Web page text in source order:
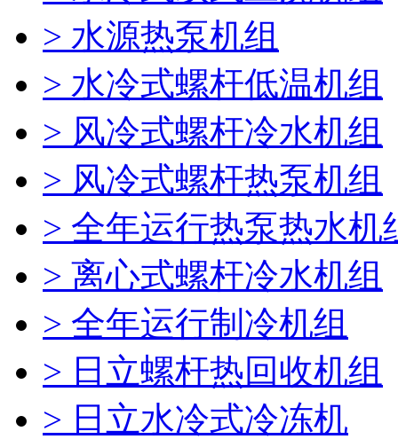
> 水源热泵机组
> 水冷式螺杆低温机组
> 风冷式螺杆冷水机组
> 风冷式螺杆热泵机组
> 全年运行热泵热水机
> 离心式螺杆冷水机组
> 全年运行制冷机组
> 日立螺杆热回收机组
> 日立水冷式冷冻机